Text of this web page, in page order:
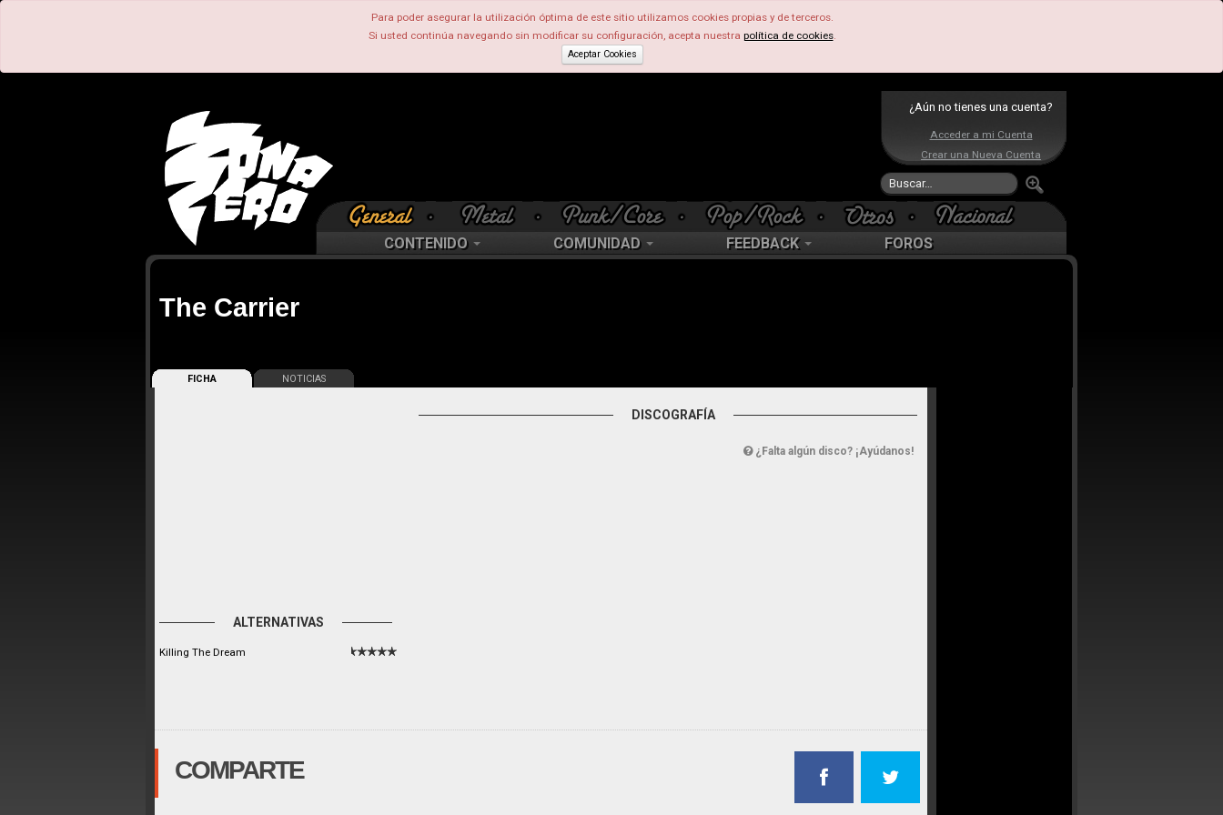
Para poder asegurar la utilización óptima de este sitio utilizamos cookies propias y de terceros.
Si usted continúa navegando sin modificar su configuración, acepta nuestra política de cookies.
Aceptar Cookies
¿Aún no tienes una cuenta?
Acceder a mi Cuenta
Crear una Nueva Cuenta
CONTENIDO COMUNIDAD FEEDBACK FOROS
The Carrier
FICHA NOTICIAS
ALTERNATIVAS
Killing The Dream
DISCOGRAFÍA
¿Falta algún disco? ¡Ayúdanos!
COMPARTE